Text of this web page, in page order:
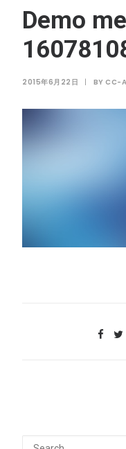
Demo
2015年6月22日 | BY CC-